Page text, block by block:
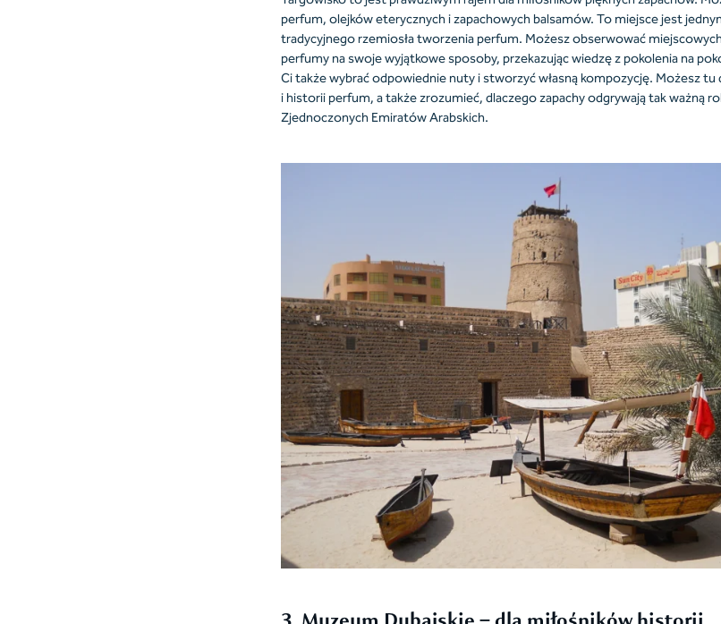
perfum, olejków eterycznych i zapachowych balsamów. To miejsce jest
tradycyjnego rzemiosła tworzenia perfum. Możesz obserwować
perfumy na swoje wyjątkowe sposoby, przekazując wiedzę z pokolenia na
Ci także wybrać odpowiednie nuty i stworzyć własną kompozycję. Możesz
i historii perfum, a także zrozumieć, dlaczego zapachy odgrywają tak ważną
Zjednoczonych Emiratów Arabskich.